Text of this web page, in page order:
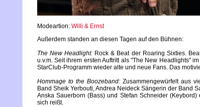
Modeartion: Willi & Ernst
Außerdem standen an diesen Tagen auf den Bühnen:
The New Headlight:Rock & Beat der Roaring Sixties.
u.v.m. Seit ihrem ersten Auftritt als "The New Headlights"
StarClub-Programm wieder alte und neue Fans. Das
Hommage to the Boozeband:Zusammengewürfelt aus
Band Sheik Yerbouti, Andrea Neideck Sängerin der Band
Anska Sauerborn (Bass) und Stefan Schneider
sich reißt.